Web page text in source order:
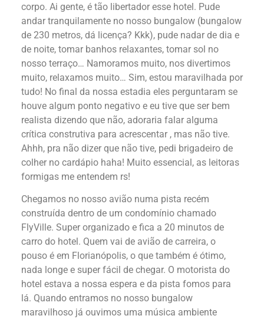
corpo. Ai gente, é tão libertador esse hotel. Pude
andar tranquilamente no nosso bungalow (bungalow
de 230 metros, dá licença? Kkk), pude nadar de dia e
de noite, tomar banhos relaxantes, tomar sol no
nosso terraço… Namoramos muito, nos divertimos
muito, relaxamos muito… Sim, estou maravilhada por
tudo! No final da nossa estadia eles perguntaram se
houve algum ponto negativo e eu tive que ser bem
realista dizendo que não, adoraria falar alguma
crítica construtiva para acrescentar , mas não tive.
Ahhh, pra não dizer que não tive, pedi brigadeiro de
colher no cardápio haha! Muito essencial, as leitoras
formigas me entendem rs!
Chegamos no nosso avião numa pista recém
construída dentro de um condomínio chamado
FlyVille. Super organizado e fica a 20 minutos de
carro do hotel. Quem vai de avião de carreira, o
pouso é em Florianópolis, o que também é ótimo,
nada longe e super fácil de chegar. O motorista do
hotel estava a nossa espera e da pista fomos para
lá. Quando entramos no nosso bungalow
maravilhoso já ouvimos uma música ambiente